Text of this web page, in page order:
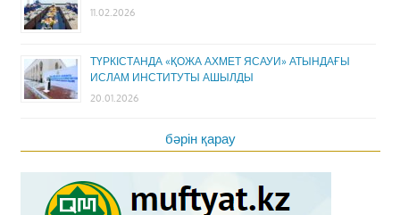
11.02.2026
ТҮРКІСТАНДА «ҚОЖА АХМЕТ ЯСАУИ» АТЫНДАҒЫ
ИСЛАМ ИНСТИТУТЫ АШЫЛДЫ
20.01.2026
бәрін қарау